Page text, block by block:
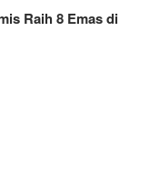
Raih 8 Emas di